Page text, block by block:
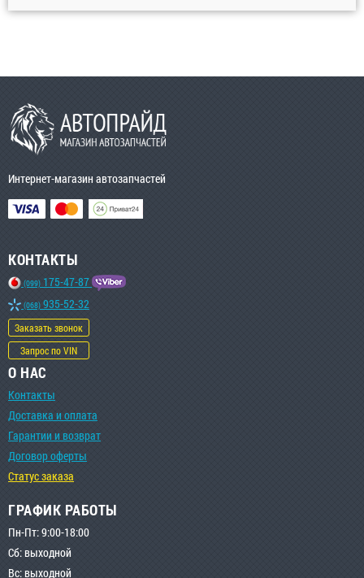
Интернет-магазин автозапчастей
КОНТАКТЫ
(099) 175-47-87
(068) 935-52-32
Заказать звонок
Запрос по VIN
О НАС
Контакты
Доставка и оплата
Гарантии и возврат
Договор оферты
Статус заказа
ГРАФИК РАБОТЫ
Пн-Пт: 9:00-18:00
Сб: выходной
Вс: выходной